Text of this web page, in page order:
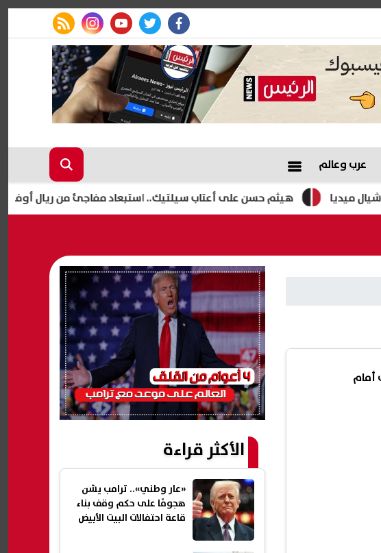
facebook
twitter
youtube
instagram
rss feed
عرب وعالم
هيثم حسن على أعتاب سيلتيك.. استبعاد مفاجئ من ريال أوفييدو يمهد
أمام
الأكثر قراءة
«عار وطني».. ترامب يشن
هجومًا على حكم وقف بناء
قاعة احتفالات البيت الأبيض